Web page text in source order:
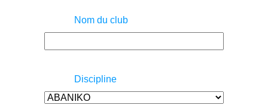
Nom du club
Discipline